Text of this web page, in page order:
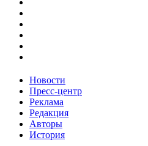
Новости
Пресс-центр
Реклама
Редакция
Авторы
История